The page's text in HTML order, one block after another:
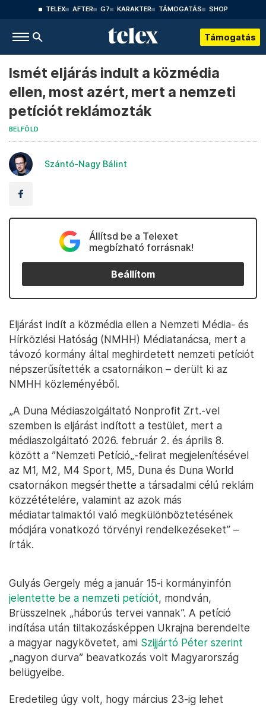
TELEX AFTER G7 KARAKTER TÁMOGATÁS SHOP
Támogatás
Ismét eljárás indult a közmédia
ellen, most azért, mert a nemzeti
petíciót reklámozták
BELFÖLD
Szántó-Nagy Bálint
Állítsd be a Telexet
megbízható forrásnak!
Beállítom
Eljárást indít a közmédia ellen a Nemzeti Média- és
Hírközlési Hatóság (NMHH) Médiatanácsa, mert a
távozó kormány által meghirdetett nemzeti petíciót
népszerűsítették a csatornáikon – derült ki az
NMHH közleményéből.
„A Duna Médiaszolgáltató Nonprofit Zrt.-vel
szemben is eljárást indított a testület, mert a
médiaszolgáltató 2026. február 2. és április 8.
között a ”Nemzeti Petíció„-felirat megjelenítésével
az M1, M2, M4 Sport, M5, Duna és Duna World
csatornákon megsérthette a társadalmi célú reklám
közzétételére, valamint az azok más
médiatartalmaktól való megkülönböztetésének
módjára vonatkozó törvényi rendelkezéseket” –
írták.
Gulyás Gergely még a január 15-i kormányinfón
jelentette be a nemzeti petíciót, mondván,
Brüsszelnek „háborús tervei vannak”. A petíció
indítása után tiltakozásképpen Ukrajna berendelte
a magyar nagykövetet, ami Szijjártó Péter szerint
„nagyon durva” beavatkozás volt Magyarország
belügyeibe.
Eredetileg úgy volt, hogy március 23-ig lehet